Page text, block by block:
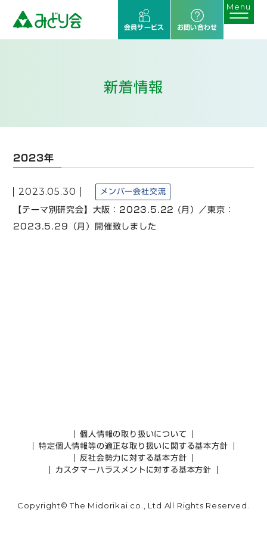
会員サービス お問い合わせ
新着情報
2023年
【テーマ別研究会】大阪：2023.5.22 (月）／東京：
2023.5.29（月）開催致しました
2023.05.30 メンバー会社交流
個人情報の取り扱いについて
特定個人情報等の適正な取り扱いに関する基本方針
反社会勢力に対する基本方針
カスタマーハラスメントに対する基本方針
Copyright© The Midorikai co., Ltd All Rights Reserved.